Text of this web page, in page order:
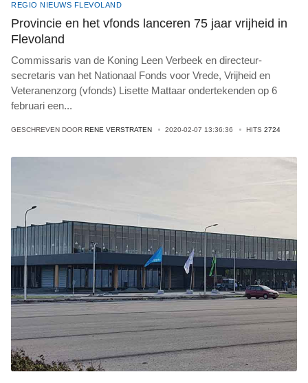
REGIO NIEUWS FLEVOLAND
Provincie en het vfonds lanceren 75 jaar vrijheid in
Flevoland
Commissaris van de Koning Leen Verbeek en directeur-
secretaris van het Nationaal Fonds voor Vrede, Vrijheid en
Veteranenzorg (vfonds) Lisette Mattaar ondertekenden op 6
februari een...
GESCHREVEN DOOR RENE VERSTRATEN 2020-02-07 13:36:36 HITS 2724